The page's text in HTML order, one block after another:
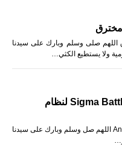
صلى وسلم وبارك على سيدنا
ولا يستطيع الكثي…
تنزيل Sigma Battle Royale Apk لنظام
تنزيل Sigma Battle Royale Apk لنظام Android اللهم صل وسلم وبارك على سيدنا